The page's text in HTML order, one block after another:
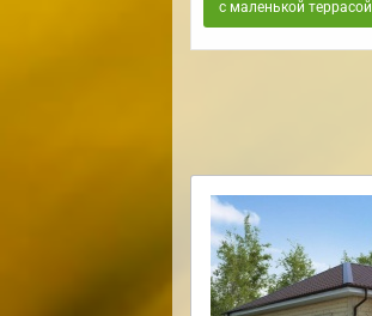
с маленькой террасой